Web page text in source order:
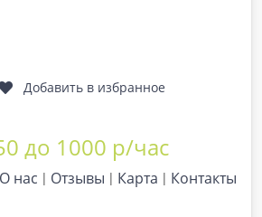
Добавить в избранное
до 1000 р/час
О нас Отзывы Карта Контакты